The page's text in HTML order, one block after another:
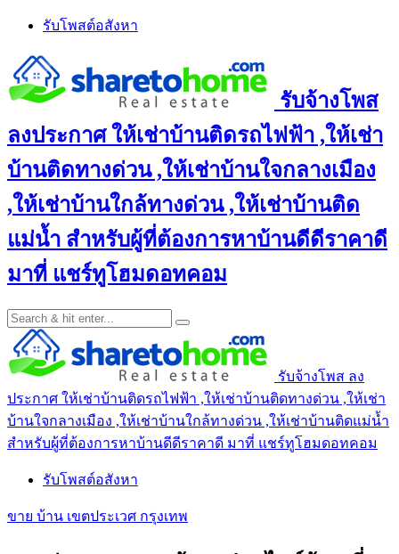
Skip
content
รับโพสต์อสังหา
รับจ้างโพส
ลงประกาศ ให้เช่าบ้านติดรถไฟฟ้า ,ให้เช่า
บ้านติดทางด่วน ,ให้เช่าบ้านใจกลางเมือง
,ให้เช่าบ้านใกล้ทางด่วน ,ให้เช่าบ้านติด
แม่น้ำ สำหรับผู้ที่ต้องการหาบ้านดีดีราคาดี
มาที่ แชร์ทูโฮมดอทคอม
รับจ้างโพส ลง
ประกาศ ให้เช่าบ้านติดรถไฟฟ้า ,ให้เช่าบ้านติดทางด่วน ,ให้เช่า
บ้านใจกลางเมือง ,ให้เช่าบ้านใกล้ทางด่วน ,ให้เช่าบ้านติดแม่น้ำ
สำหรับผู้ที่ต้องการหาบ้านดีดีราคาดี มาที่ แชร์ทูโฮมดอทคอม
รับโพสต์อสังหา
ขาย บ้าน เขตประเวศ กรุงเทพ